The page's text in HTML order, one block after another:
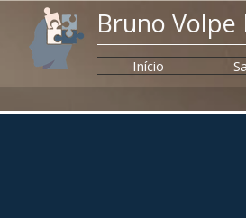
Bruno
Início